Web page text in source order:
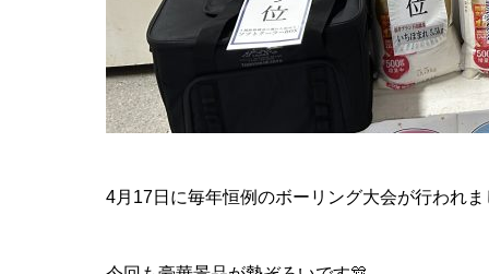
4月17日に毎年恒例のボーリング大会が行われま